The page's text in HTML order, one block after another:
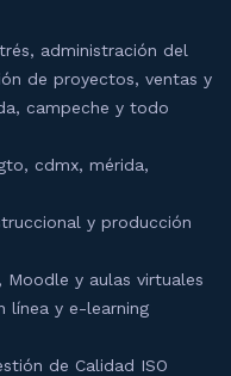
administración del
de proyectos, ventas y
campeche y todo
cdmx, mérida,
y producción
y aulas virtuales
línea y e-learning
de Calidad ISO